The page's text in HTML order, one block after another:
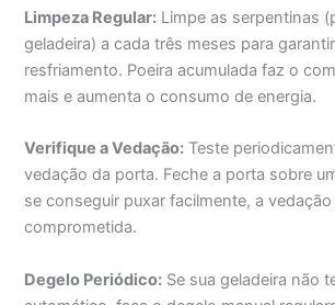
Limpeza Regular: Limpe as serpentinas
geladeira) a cada três meses para
resfriamento. Poeira acumulada faz o
mais e aumenta o consumo de energia.
Verifique a Vedação: Teste
vedação da porta. Feche a porta sobre
se conseguir puxar facilmente, a
comprometida.
Degelo Periódico: Se sua geladeira não